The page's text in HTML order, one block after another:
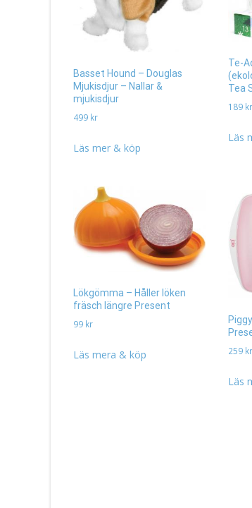
Basset Hound – Douglas
Mjukisdjur – Nallar &
mjukisdjur
499 kr
Läs mer & köp
Te-
Tea
189 kr
Läs
Lökgömma – Håller löken
fräsch längre Present
99 kr
Läs mera & köp 259 kr
Läs